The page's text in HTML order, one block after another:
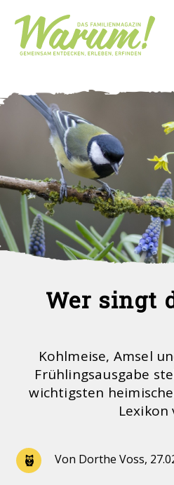
Sie sind hier
Wer singt
Kohlmeise, Amsel
Frühlingsausgabe
wichtigsten
Lexikon
Von Dorthe Voss,